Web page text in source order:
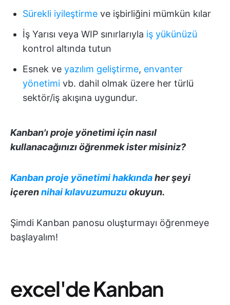
Sürekli iyileştirme ve işbirliğini mümkün kılar
İş Yarısı veya WIP sınırlarıyla iş yükünüzü
kontrol altında tutun
Esnek ve yazılım geliştirme, envanter
yönetimi vb. dahil olmak üzere her türlü
sektör/iş akışına uygundur.
Kanban'ıproje yönetimiiçin nasıl
kullanacağınızı öğrenmek ister misiniz?
Kanban proje yönetimi hakkındaher şeyi
içerennihai kılavuzumuzuokuyun.
Şimdi Kanban panosu oluşturmayı öğrenmeye
başlayalım!
excel'de Kanban